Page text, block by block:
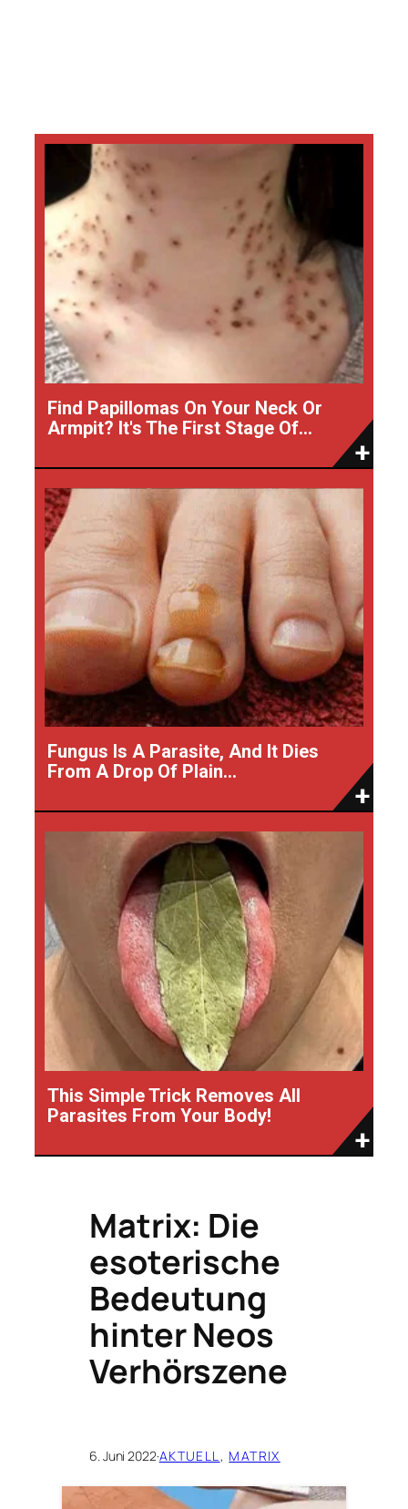
Find Papillomas On Your Neck Or
Armpit? It's The First Stage Of...
Fungus Is A Parasite, And It Dies
From A Drop Of Plain...
This Simple Trick Removes All
Parasites From Your Body!
Matrix: Die
esoterische
Bedeutung
hinter Neos
Verhörszene
6. Juni 2022·AKTUELL , MATRIX